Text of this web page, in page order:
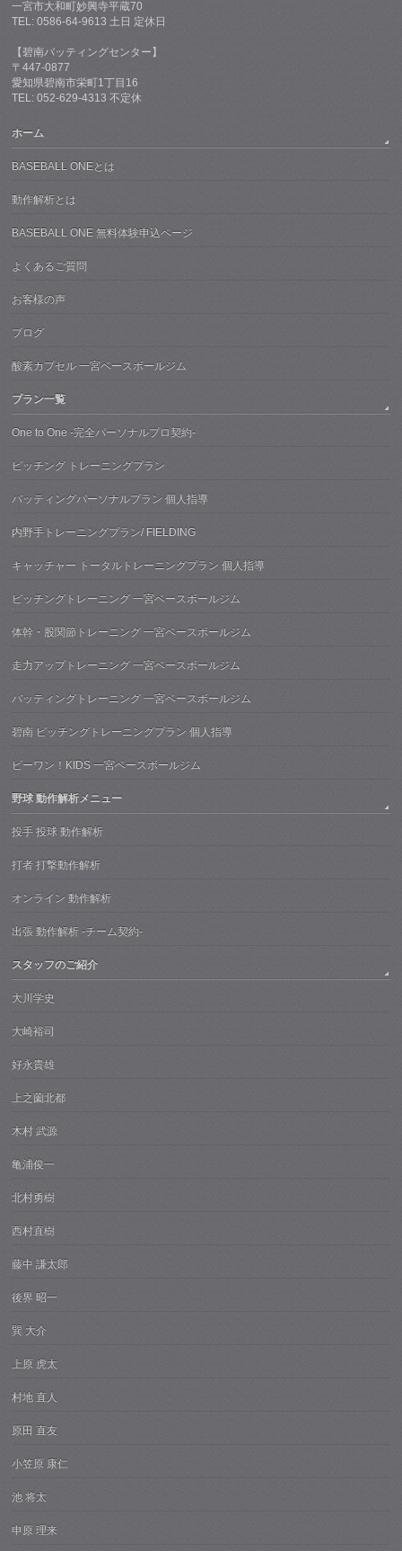
一宮市大和町妙興寺平蔵70
TEL: 0586-64-9613 土日 定休日
【碧南バッティングセンター】
〒447-0877
愛知県碧南市栄町1丁目16
TEL: 052-629-4313 不定休
ホーム
BASEBALL ONEとは
動作解析とは
BASEBALL ONE 無料体験申込ページ
よくあるご質問
お客様の声
ブログ
酸素カプセル 一宮ベースボールジム
プラン一覧
One to One -完全パーソナルプロ契約-
ピッチング トレーニングプラン
バッティングパーソナルプラン 個人指導
内野手トレーニングプラン/ FIELDING
キャッチャー トータルトレーニングプラン 個人指導
ピッチングトレーニング 一宮ベースボールジム
体幹・股関節トレーニング 一宮ベースボールジム
走力アップトレーニング 一宮ベースボールジム
バッティングトレーニング 一宮ベースボールジム
碧南 ピッチングトレーニングプラン 個人指導
ビーワン！KIDS 一宮ベースボールジム
野球 動作解析メニュー
投手 投球 動作解析
打者 打撃動作解析
オンライン 動作解析
出張 動作解析 -チーム契約-
スタッフのご紹介
大川学史
大崎裕司
好永貴雄
上之薗北都
木村 武源
亀浦俊一
北村勇樹
西村直樹
藤中 謙太郎
後界 昭一
巽 大介
上原 虎太
村地 直人
原田 直友
小笠原 康仁
池 将太
申原 理来